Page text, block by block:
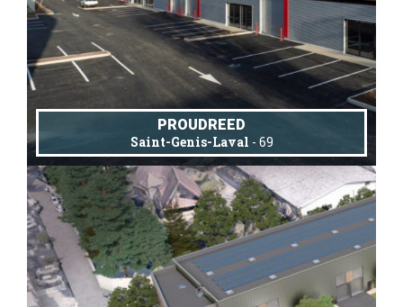
PROUDREED
Saint-Genis-Laval - 69